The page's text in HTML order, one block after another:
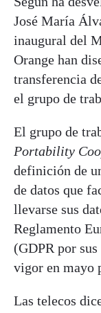
José María
inaugural del
Orange han
transferencia
el grupo de
El grupo de
Portability
definición de
de datos que
llevarse sus
Reglamento
(GDPR por
vigor en mayo
Las telecos